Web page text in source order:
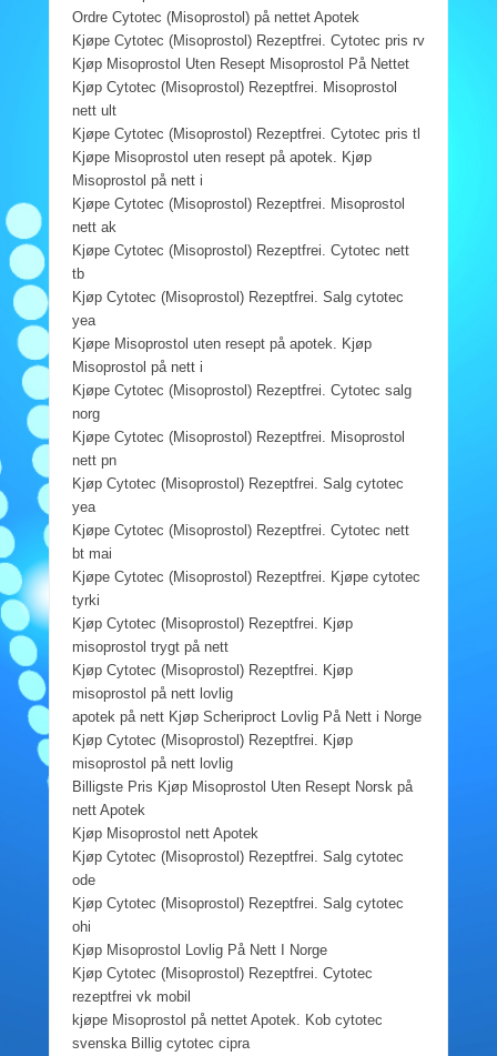
Ordre Cytotec (Misoprostol) på nettet Apotek
Kjøpe Cytotec (Misoprostol) Rezeptfrei. Cytotec pris rv
Kjøp Misoprostol Uten Resept Misoprostol På Nettet
Kjøp Cytotec (Misoprostol) Rezeptfrei. Misoprostol
nett ult
Kjøpe Cytotec (Misoprostol) Rezeptfrei. Cytotec pris tl
Kjøpe Misoprostol uten resept på apotek. Kjøp
Misoprostol på nett i
Kjøpe Cytotec (Misoprostol) Rezeptfrei. Misoprostol
nett ak
Kjøpe Cytotec (Misoprostol) Rezeptfrei. Cytotec nett
tb
Kjøp Cytotec (Misoprostol) Rezeptfrei. Salg cytotec
yea
Kjøpe Misoprostol uten resept på apotek. Kjøp
Misoprostol på nett i
Kjøpe Cytotec (Misoprostol) Rezeptfrei. Cytotec salg
norg
Kjøpe Cytotec (Misoprostol) Rezeptfrei. Misoprostol
nett pn
Kjøp Cytotec (Misoprostol) Rezeptfrei. Salg cytotec
yea
Kjøpe Cytotec (Misoprostol) Rezeptfrei. Cytotec nett
bt mai
Kjøpe Cytotec (Misoprostol) Rezeptfrei. Kjøpe cytotec
tyrki
Kjøp Cytotec (Misoprostol) Rezeptfrei. Kjøp
misoprostol trygt på nett
Kjøp Cytotec (Misoprostol) Rezeptfrei. Kjøp
misoprostol på nett lovlig
apotek på nett Kjøp Scheriproct Lovlig På Nett i Norge
Kjøp Cytotec (Misoprostol) Rezeptfrei. Kjøp
misoprostol på nett lovlig
Billigste Pris Kjøp Misoprostol Uten Resept Norsk på
nett Apotek
Kjøp Misoprostol nett Apotek
Kjøp Cytotec (Misoprostol) Rezeptfrei. Salg cytotec
ode
Kjøp Cytotec (Misoprostol) Rezeptfrei. Salg cytotec
ohi
Kjøp Misoprostol Lovlig På Nett I Norge
Kjøp Cytotec (Misoprostol) Rezeptfrei. Cytotec
rezeptfrei vk mobil
kjøpe Misoprostol på nettet Apotek. Kob cytotec
svenska Billig cytotec cipra